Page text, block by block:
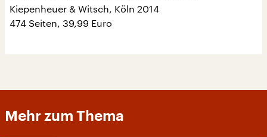
Kiepenheuer & Witsch, Köln 2014
474 Seiten, 39,99 Euro
Mehr zum Thema